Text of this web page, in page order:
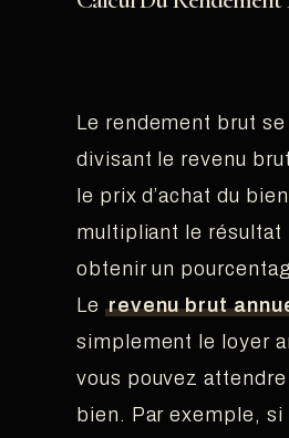
Le rendement brut se
divisant le revenu
le prix d’achat du
multipliant le résultat
obtenir un
Le revenu brut
simplement le loyer
vous pouvez
bien. Par exemple, si